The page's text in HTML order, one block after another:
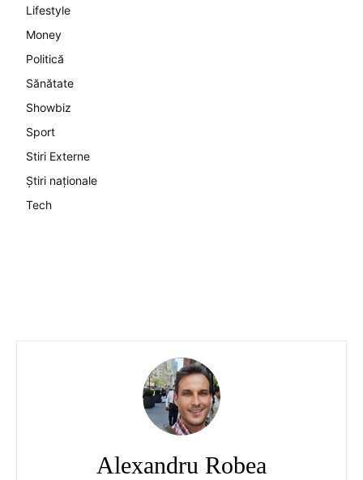
Lifestyle
Money
Politică
Sănătate
Showbiz
Sport
Stiri Externe
Știri naționale
Tech
Alexandru Robea